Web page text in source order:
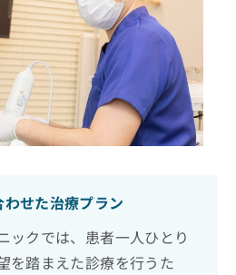
せた治療プラン
ックでは、患者一人ひとり
を踏まえた診療を行うた